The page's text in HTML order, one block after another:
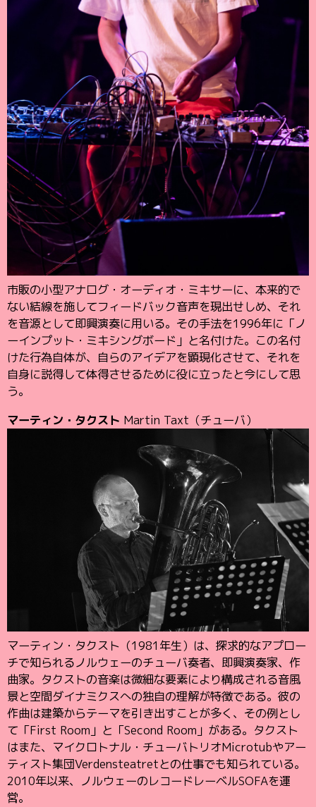
市販の小型アナログ・オーディオ・ミキサーに、本来的で
ない結線を施してフィードバック音声を現出せしめ、それ
を音源として即興演奏に用いる。その手法を1996年に「ノ
ーインプット・ミキシングボード」と名付けた。この名付
けた行為自体が、自らのアイデアを顕現化させて、それを
自身に説得して体得させるために役に立ったと今にして思
う。
マーティン・タクスト Martin Taxt（チューバ）
マーティン・タクスト（1981年生）は、探求的なアプロー
チで知られるノルウェーのチューバ奏者、即興演奏家、作
曲家。タクストの音楽は微細な要素により構成される音風
景と空間ダイナミクスへの独自の理解が特徴である。彼の
作曲は建築からテーマを引き出すことが多く、その例とし
て「First Room」と「Second Room」がある。タクスト
はまた、マイクロトナル・チューバトリオMicrotubやアー
ティスト集団Verdensteatretとの仕事でも知られている。
2010年以来、ノルウェーのレコードレーベルSOFAを運
営。